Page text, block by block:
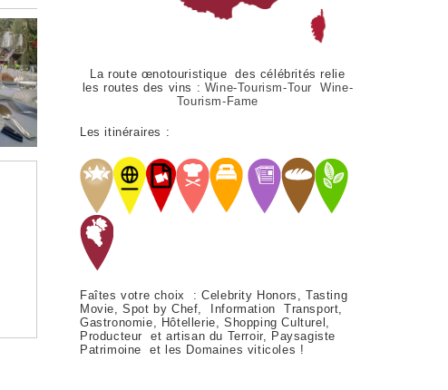
La route œnotouristique des célébrités relie
les routes des vins : Wine-Tourism-Tour Wine-
Tourism-Fame
Les itinéraires :
Faîtes votre choix : Celebrity Honors, Tasting
Movie, Spot by Chef, Information Transport,
Gastronomie, Hôtellerie, Shopping Culturel,
Producteur et artisan du Terroir, Paysagiste
Patrimoine et les Domaines viticoles !